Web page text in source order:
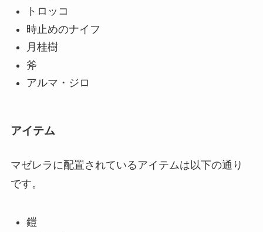
トロッコ
時止めのナイフ
月桂樹
斧
アルマ・ジロ
アイテム
マゼレラに配置されているアイテムは以下の通り
です。
鎧